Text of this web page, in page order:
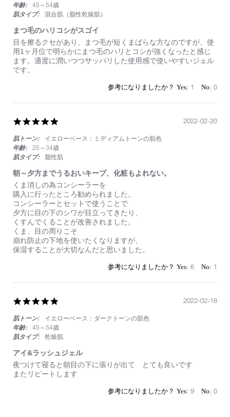
う
に
っ
た
年齢:
45～54歳
肌タイプ:
混合肌（脂性乾燥肌）
まつ毛のハリコシがスゴイ
Review
by
on
13
Mar
review
stating
ま
つ
毛
リ
シ
ス
ゴ
イ
目を擦るクセがあり、まつ毛が短くまばらな方なのですが、使
用1ヶ月位で明らかにまつ毛のハリとコシが強くなったと感じ
ます。適度に潤いつつサッパリした使用感で使いやすいジェル
です。
1 0
rating
肌トーン:
イエローベース：ミディアムトーンの肌色
年齢:
25～34歳
肌タイプ:
脂性肌
朝～夕方までうるおいキープ、化粧もよれない。
Review
by
on
20
Feb
2022
review
stating
朝
～
夕
方
ま
で
う
ー
プ、
化
粧
も
よ
れ
な
い。
くま消しの為コンシーラーを
購入に行ったところ勧められました。
コンシーラーとセットで使うことで
夕方に目の下のシワが目立ってきたり、
くすんでくることが改善されました。
くま、目の周りこそ
崩れ防止の下地を使いたくなりますが、
保湿することが大切なんだと思いました。
2022-02-20
6 1
rating
肌トーン:
イエローベース：ダークトーンの肌色
年齢:
45～54歳
肌タイプ:
乾燥肌
アイ&ラッシュジェル
Review
by
review
stating
夜つけて寝ると朝目の下に張りが出て とても良いです
またリピートします
2022-02-18
9 0